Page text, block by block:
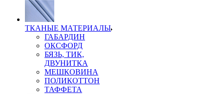
ТКАНЫЕ МАТЕРИАЛЫ
ГАБАРДИН
ОКСФОРД
БЯЗЬ, ТИК,
ДВУНИТКА
МЕШКОВИНА
ПОЛИКОТТОН
ТАФФЕТА